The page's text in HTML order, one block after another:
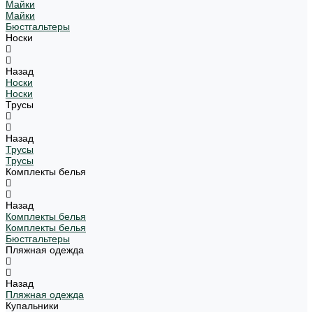
Майки
Майки
Бюстгальтеры
Носки
Назад
Носки
Носки
Трусы
Назад
Трусы
Трусы
Комплекты белья
Назад
Комплекты белья
Комплекты белья
Бюстгальтеры
Пляжная одежда
Назад
Пляжная одежда
Купальники